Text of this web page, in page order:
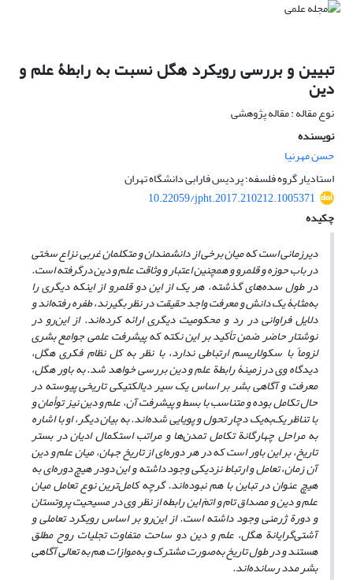
تبیین و بررسی رویکرد هگل نسبت به رابطۀ علم و
دین
نوع مقاله : مقاله پژوهشی
نویسنده
حسن مهرنیا
استادیار گروه فلسفه؛ پردیس فارابی دانشگاه تهران
10.22059/jpht.2017.210212.1005371
چکیده
دیرزمانی است که میان برخی از دانشمندان و متکلمان غربی نزاع سختی
در باب حوزه و قلمرو و همچنین اعتبار و وثاقت علم و دین درگرفته است.
در طول سده‌های گذشته، هر یک از این دو قلمرو از اینکه دیگری را
به‌مثابۀ یک دانش و معرفت واجد حقیقت در نظر بگیرند، طفره رفته‌اند و
دلایل فراوانی در رد و محکومیت دیگری ارائه کرده‌اند. از این‌رو در
نوشتار حاضر ضمن تأکید بر این نکته که پیشرفت علمی جوامع بشری
لزوماً با سکولاریسم ارتباطی ندارد، با نظر به کل نظام فکری هگل،
دیدگاه وی در زمینۀ رابطة علم و دین بررسی خواهد شد. به باور هگل،
معرفت و آگاهی بشر بر اساس یک سیر دیالکتیکی تاریخی پیوسته در
حال تکامل بوده و متناسب با بسط و پیشرفت آن، علم و دین نیز توأمان و
با تناظر یک‌به‌یک دچار تحول و پویایی شده‌اند. به بیان دیگر، او با اشاره
به مراحل چهارگانة تکامل تمدن‌ها و مراتب استکمال ادیان در بستر
تاریخ، بر این باور است که در هر دوره‌ای از تاریخ جهان، میان علم و دین
آن زمان، تعامل و ارتباط نزدیکی وجود داشته و این دودر هیچ دوره‌ای به
هیچ عنوان در تباین با هم نبوده‌اند. گرچه کامل‌ترین نوع تعامل میان
علم و دین و مصداق تام و اتمّ این رابطه از نظر وی در مسیحیت پروتستان
و دورة ژرمنی وجود داشته است. از این‌رو بر اساس رویکرد تعاملی و
آشتی‌گرایانة هگل، علم و دین دو ساحت متفاوت تجلیات روح مطلق
هستند و در طول تاریخ به‌صورت مشترک و به‌موازات هم به تعالی آگاهی
بشر مدد رسانده‌اند.